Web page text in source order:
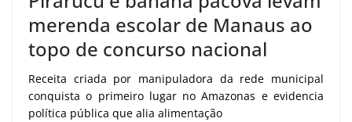
merenda escolar de Manaus ao
topo de concurso nacional
Receita criada por manipuladora da rede municipal
conquista o primeiro lugar no Amazonas e evidencia
política pública que alia alimentação